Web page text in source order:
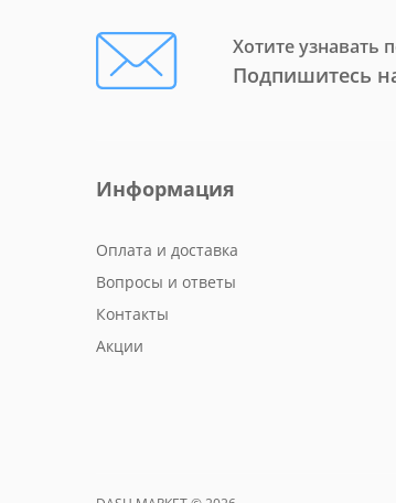
Хотите узнавать
Подпишитесь
Информация
Оплата и доставка
Вопросы и ответы
Контакты
Акции